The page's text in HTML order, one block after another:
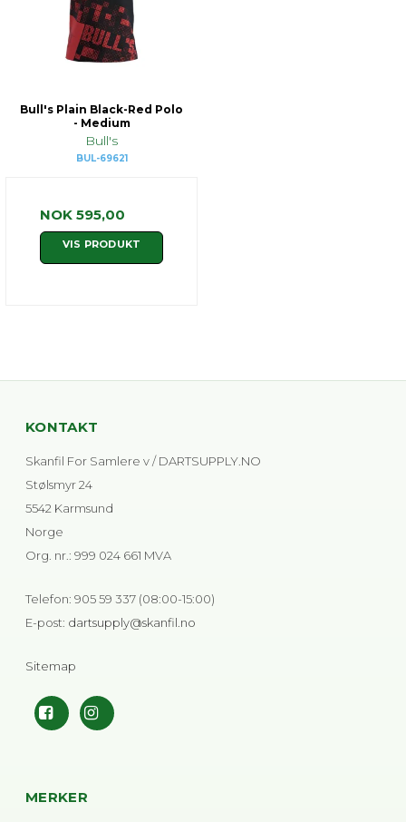
Bull's Plain Black-Red Polo
- Medium
Bull's
BUL-69621
NOK 595,00
VIS PRODUKT
KONTAKT
Skanfil For Samlere v / DARTSUPPLY.NO
Stølsmyr 24
5542 Karmsund
Norge
Org. nr.: 999 024 661 MVA
Telefon: 905 59 337 (08:00-15:00)
E-post: dartsupply@skanfil.no
Sitemap
MERKER